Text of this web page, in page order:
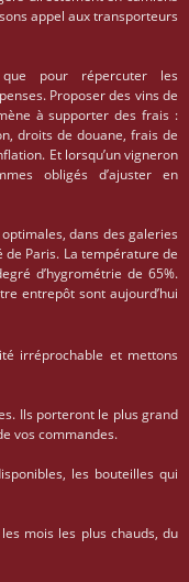
appel aux transporteurs
pour répercuter les
Proposer des vins de
à supporter des frais :
droits de douane, frais de
Et lorsqu’un vigneron
obligés d’ajuster en
dans des galeries
Paris. La température de
d’hygrométrie de 65%.
entrepôt sont aujourd’hui
irréprochable et mettons
Ils porteront le plus grand
vos commandes.
les bouteilles qui
mois les plus chauds, du